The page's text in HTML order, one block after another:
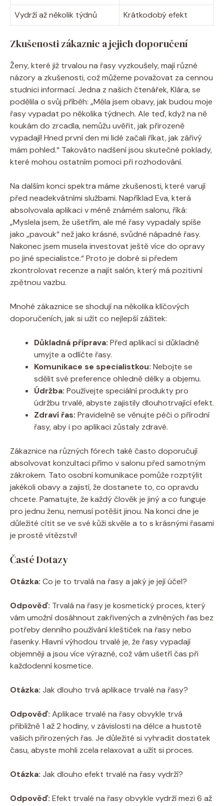
Vydrží až několik týdnů Krátkodobý efekt
Zkušenosti zákaznic a jejich doporučení
Ženy, které již trvalou na řasy vyzkoušely, mají různé
názory a zkušenosti, což můžeme považovat za cennou
studnici informací. Jedna z našich čtenářek, Klára, se
podělila o svůj příběh: „Měla jsem obavy, jak budou moje
řasy vypadat po několika týdnech. Ale teď, když na ně
koukám do zrcadla, nemůžu uvěřit, jak přirozeně
vypadají! Hned první den mi lidé začali říkat, jak zářivý
mám pohled.“ Takováto nadšení jsou skutečné poklady,
které mohou ostatním pomoci při rozhodování.
Na dalším konci spektra máme zkušenosti, které varují
před neadekvátními službami. Například Eva, která
absolvovala aplikaci v méně známém salonu, říká:
„Myslela jsem, že ušetřím, ale mé řasy vypadaly spíše
jako „pavouk“ než jako krásné, svůdné nápadné řasy.
Nakonec jsem musela investovat ještě více do opravy
po jiné specialistce.“ Proto je dobré si předem
zkontrolovat recenze a najít salón, který má pozitivní
zpětnou vazbu.
Mnohé zákaznice se shodují na několika klíčových
doporučeních, jak si užít co nejlepší zážitek:
Důkladná příprava: Před aplikací si důkladně
umyjte a odlíčte řasy.
Komunikace se specialistkou: Nebojte se
sdělit své preference ohledně délky a objemu.
Údržba: Používejte speciální produkty pro
údržbu trvalé, abyste zajistily dlouhotrvající efekt.
Zdraví řas: Pravidelně se věnujte péči o přírodní
řasy, aby i po aplikaci zůstaly zdravé.
Zákaznice na různých fórech také často doporučují
absolvovat konzultaci přímo v salonu před samotným
zákrokem. Tato osobní komunikace pomůže rozptýlit
jakékoli obavy a zajistí, že dostanete to, co opravdu
chcete. Pamatujte, že každý člověk je jiný a co funguje
pro jednu ženu, nemusí potěšit jinou. Na konci dne je
důležité cítit se ve své kůži skvěle a to s krásnými řasami
je prostě vítězství!
Časté Dotazy
Otázka: Co je to trvalá na řasy a jaký je její účel?
Odpověď: Trvalá na řasy je kosmetický proces, který
vám umožní dosáhnout zakřivených a zvlněných řas bez
potřeby denního používání kleštiček na řasy nebo
řasenky. Hlavní výhodou trvalé je, že řasy vypadají
objemněji a jsou více výrazné, což vám ušetří čas při
každodenní kosmetice.
Otázka: Jak dlouho trvá aplikace trvalé na řasy?
Odpověď: Aplikace trvalé na řasy obvykle trvá
přibližně 1 až 2 hodiny, v závislosti na délce a hustotě
vašich přirozených řas. Je důležité si vyhradit dostatek
času, abyste mohli zcela relaxovat a užít si proces.
Otázka: Jak dlouho efekt trvalé na řasy vydrží?
Odpověď: Efekt trvalé na řasy obvykle vydrží mezi 6 až